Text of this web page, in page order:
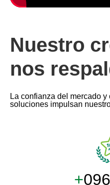
Nuestro
nos
La confianza del mercado
soluciones impulsan
+